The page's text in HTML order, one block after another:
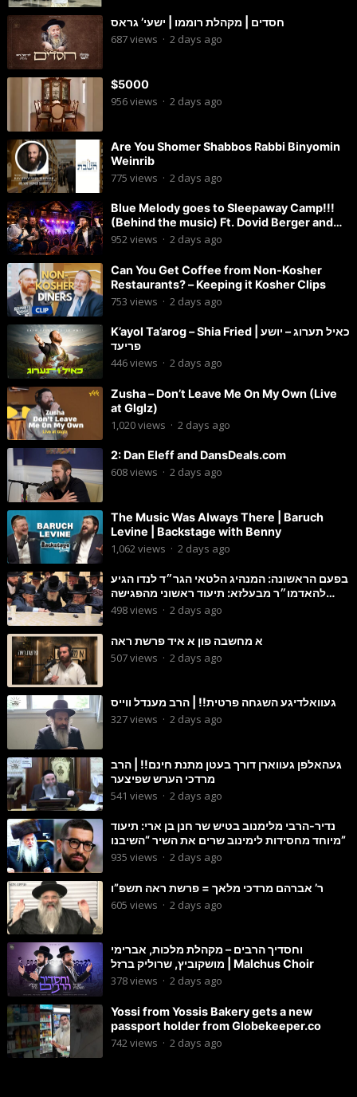
חסדים | מקהלת רוממו | ישעי’ גראס
687views · 2 days ago
$5000
956views · 2 days ago
Are You Shomer Shabbos Rabbi Binyomin
Weinrib
775 views · 2 days ago
Blue Melody goes to Sleepaway Camp!!!
(Behind the music) Ft. Dovid Berger and
Chaim Brown
952views · 2 days ago
Can You Get Coffee from Non-Kosher
Restaurants? – Keeping it Kosher Clips
753 views · 2 days ago
K’ayol Ta’arog – Shia Fried | כאיל תערוג – יושע
פריעד
446views · 2 days ago
Zusha – Don’t Leave Me On My Own (Live
at Glglz)
1,020views · 2 days ago
2: Dan Eleff and DansDeals.com
608views · 2 days ago
The Music Was Always There | Baruch
Levine | Backstage with Benny
1,062views · 2 days ago
בפעם הראשונה: המנהיג הלטאי הגר״ד לנדו הגיע
להאדמו״ר מבעלזא: תיעוד ראשוני מהפגישה
הנדירה
498views · 2 days ago
א מחשבה פון א איד פרשת ראה
507views · 2 days ago
געוואלדיגע השגחה פרטית!! | הרב מענדל ווייס
327views · 2 days ago
געהאלפן געווארן דורך בעטן מתנת חינם!! | הרב
מרדכי הערש שפיצער
541 views · 2 days ago
נדיר-הרבי מלימנוב בטיש שר חנן בן ארי: תיעוד
מיוחד מחסידות לימינוב שרים את השיר “השיבנו”
935 views · 2 days ago
ר’ אברהם מרדכי מלאך = פרשת ראה תשפ”ו
605 views · 2 days ago
וחסדיך הרבים – מקהלת מלכות, אברימי
מושקוביץ, שרוליק ברזל | Malchus Choir
378views · 2 days ago
Yossi from Yossis Bakery gets a new
passport holder from Globekeeper.co
742views · 2 days ago